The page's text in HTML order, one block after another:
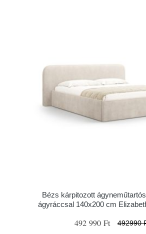
Bézs kárpitozott
ágyráccsal 140x200 cm
492 990 Ft 492990